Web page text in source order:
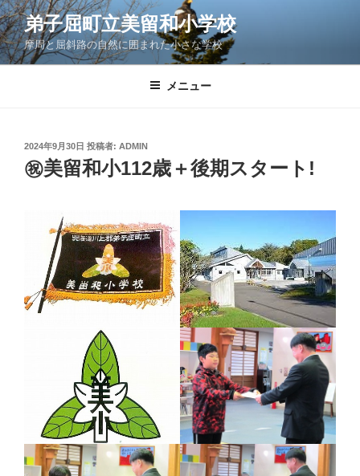
コ
ン
テ
ン
弟子屈町立美留和小学校
摩周と屈斜路の自然に囲まれた小さな学校
メニュー
投
稿
日:
2024年9月30日 投稿者: ADMIN
㊗美留和小112歳＋後期スタート!